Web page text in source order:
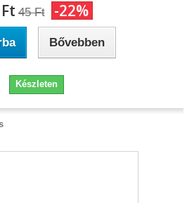
45 Ft‎ -22%
Bővebben
Készleten